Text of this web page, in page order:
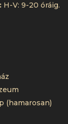
H-V: 9-20 óráig.
(hamarosan)